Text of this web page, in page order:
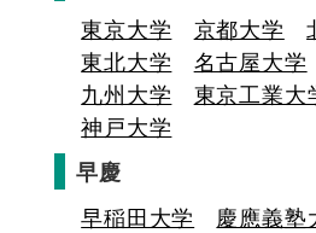
東京大学
京都大学
東北大学
名古屋大学
九州大学
東京工業大
神戸大学
早慶
早稲田大学
慶應義塾